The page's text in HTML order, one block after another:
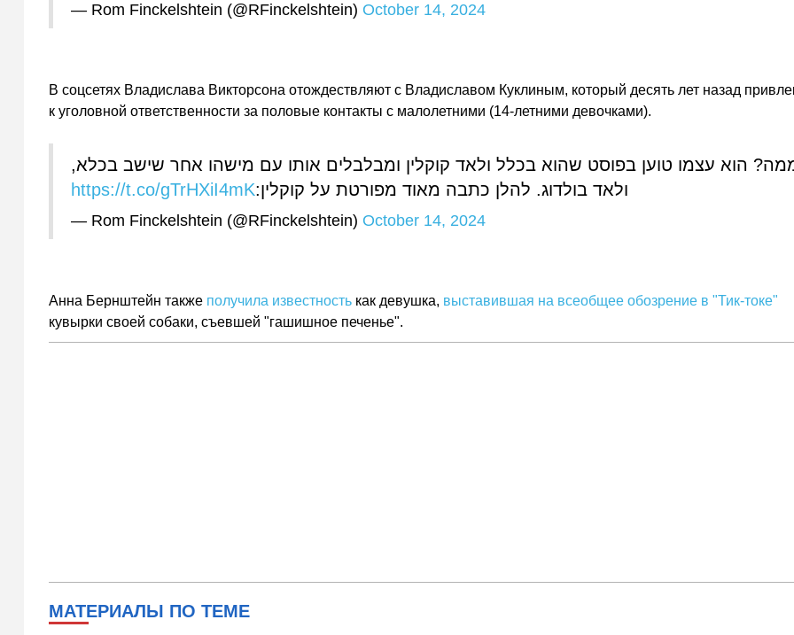
— Rom Finckelshtein (@RFinckelshtein) October 14, 2024
В соцсетях Владислава Викторсона отождествляют с Владиславом Куклиным, который десять лет назад
к уголовной ответственности за половые контакты с малолетними (14-летними девочками).
הוא עצמו טוען בפוסט שהוא בכלל ולאד קוקלין ומבלבלים אותו עם מישהו אחר שישב בכלא,
ולאד בולדוג. להלן כתבה מאוד מפורטת על קוקלין:https://t.co/gTrHXiI4mK
— Rom Finckelshtein (@RFinckelshtein) October 14, 2024
Анна Бернштейн также получила известность как девушка, выставившая на всеобщее обозрение в "Тик-токе"
кувырки своей собаки, съевшей "гашишное печенье".
МАТЕРИАЛЫ ПО ТЕМЕ